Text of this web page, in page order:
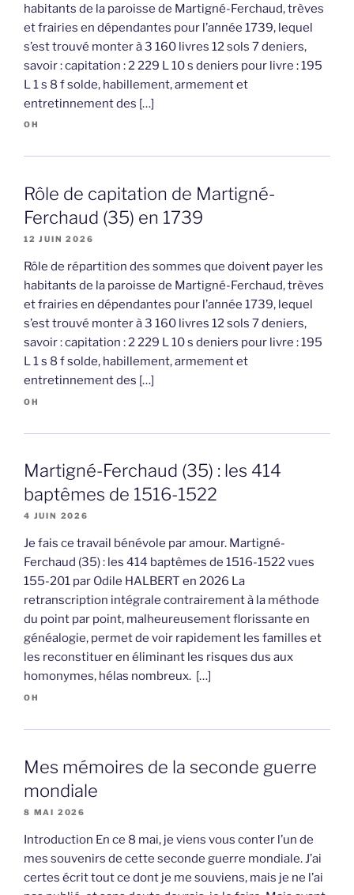
habitants de la paroisse de Martigné-Ferchaud, trèves
et frairies en dépendantes pour l’année 1739, lequel
s’est trouvé monter à 3 160 livres 12 sols 7 deniers,
savoir : capitation : 2 229 L 10 s deniers pour livre : 195
L 1 s 8 f solde, habillement, armement et
entretinnement des […]
OH
Rôle de capitation de Martigné-
Ferchaud (35) en 1739
12 JUIN 2026
Rôle de répartition des sommes que doivent payer les
habitants de la paroisse de Martigné-Ferchaud, trèves
et frairies en dépendantes pour l’année 1739, lequel
s’est trouvé monter à 3 160 livres 12 sols 7 deniers,
savoir : capitation : 2 229 L 10 s deniers pour livre : 195
L 1 s 8 f solde, habillement, armement et
entretinnement des […]
OH
Martigné-Ferchaud (35) : les 414
baptêmes de 1516-1522
4 JUIN 2026
Je fais ce travail bénévole par amour. Martigné-
Ferchaud (35) : les 414 baptêmes de 1516-1522 vues
155-201 par Odile HALBERT en 2026 La
retranscription intégrale contrairement à la méthode
du point par point, malheureusement florissante en
généalogie, permet de voir rapidement les familles et
les reconstituer en éliminant les risques dus aux
homonymes, hélas nombreux. […]
OH
Mes mémoires de la seconde guerre
mondiale
8 MAI 2026
Introduction En ce 8 mai, je viens vous conter l’un de
mes souvenirs de cette seconde guerre mondiale. J’ai
certes écrit tout ce dont je me souviens, mais je ne l’ai